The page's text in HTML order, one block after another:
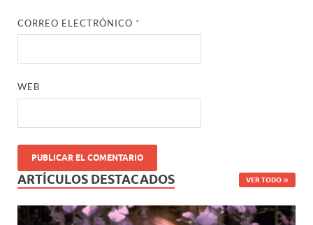
CORREO ELECTRÓNICO *
WEB
ARTÍCULOS DESTACADOS VER TODO